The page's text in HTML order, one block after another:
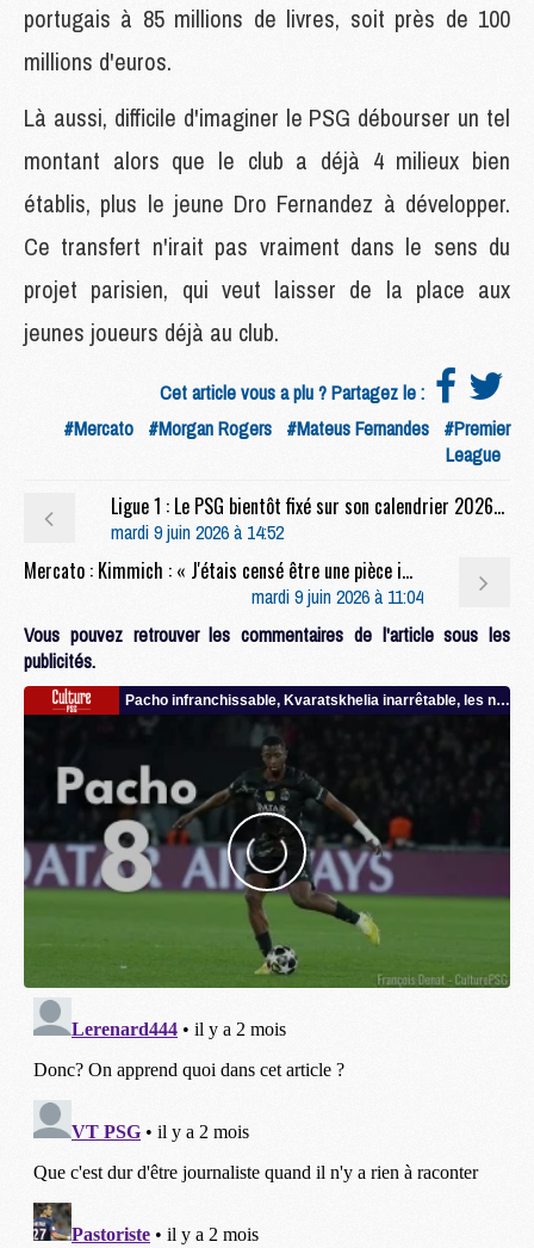
portugais à 85 millions de livres, soit près de 100
millions d'euros.
Là aussi, difficile d'imaginer le PSG débourser un tel
montant alors que le club a déjà 4 milieux bien
établis, plus le jeune Dro Fernandez à développer.
Ce transfert n'irait pas vraiment dans le sens du
projet parisien, qui veut laisser de la place aux
jeunes joueurs déjà au club.
Cet article vous a plu ? Partagez le :
#Mercato #Morgan Rogers #Mateus Fernandes #Premier
League
Ligue 1 : Le PSG bientôt fixé sur son calendrier 2026/2027
mardi 9 juin 2026 à 14:52
Mercato : Kimmich : « J'étais censé être une pièce importante du puzzle du PSG »
mardi 9 juin 2026 à 11:04
Vous pouvez retrouver les commentaires de l'article sous les
publicités.